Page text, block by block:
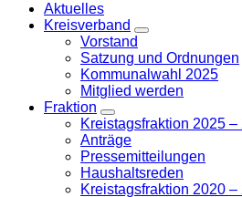
Aktuelles
Kreisverband
Zeige
Untermenü
Vorstand
Satzung und Ordnungen
Kommunalwahl 2025
Mitglied werden
Fraktion
Zeige
Untermenü
Kreistagsfraktion 2025 –
Anträge
Pressemitteilungen
Haushaltsreden
Kreistagsfraktion 2020 –